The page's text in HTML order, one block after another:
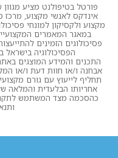
פורטל בטיפולנט מציע
אינדקס לאנשי מקצוע, מרכז
מקצוע ולקסיקון למונחי
במאגר המאמרים
פסיכולוגים הזמינים
הפסיכולוגיה
התכנים והמידע המוצגים
אבחנה ו/או חוות דעת ו/או
תחליף לייעוץ עם גורם
אחריותו הבלעדית והמלאה
כהסכמה מצד המשתמש